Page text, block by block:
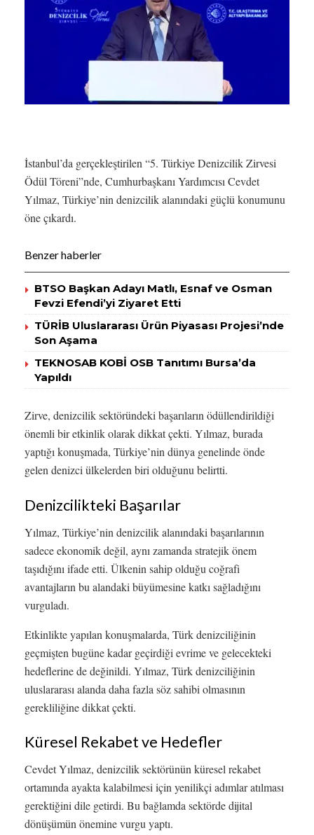
İstanbul’da gerçekleştirilen “5. Türkiye Denizcilik Zirvesi
Ödül Töreni”nde, Cumhurbaşkanı Yardımcısı Cevdet
Yılmaz, Türkiye’nin denizcilik alanındaki güçlü konumunu
öne çıkardı.
Benzer haberler
BTSO Başkan Adayı Matlı, Esnaf ve Osman
Fevzi Efendi’yi Ziyaret Etti
TÜRİB Uluslararası Ürün Piyasası Projesi’nde
Son Aşama
TEKNOSAB KOBİ OSB Tanıtımı Bursa’da
Yapıldı
Zirve, denizcilik sektöründeki başarıların ödüllendirildiği
önemli bir etkinlik olarak dikkat çekti. Yılmaz, burada
yaptığı konuşmada, Türkiye’nin dünya genelinde önde
gelen denizci ülkelerden biri olduğunu belirtti.
Denizcilikteki Başarılar
Yılmaz, Türkiye’nin denizcilik alanındaki başarılarının
sadece ekonomik değil, aynı zamanda stratejik önem
taşıdığını ifade etti. Ülkenin sahip olduğu coğrafi
avantajların bu alandaki büyümesine katkı sağladığını
vurguladı.
Etkinlikte yapılan konuşmalarda, Türk denizciliğinin
geçmişten bugüne kadar geçirdiği evrime ve gelecekteki
hedeflerine de değinildi. Yılmaz, Türk denizciliğinin
uluslararası alanda daha fazla söz sahibi olmasının
gerekliliğine dikkat çekti.
Küresel Rekabet ve Hedefler
Cevdet Yılmaz, denizcilik sektörünün küresel rekabet
ortamında ayakta kalabilmesi için yenilikçi adımlar atılması
gerektiğini dile getirdi. Bu bağlamda sektörde dijital
dönüşümün önemine vurgu yaptı.